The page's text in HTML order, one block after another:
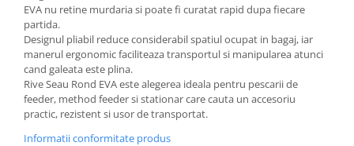
EVA nu retine murdaria si poate fi curatat rapid dupa fiecare
partida.
Designul pliabil reduce considerabil spatiul ocupat in bagaj, iar
manerul ergonomic faciliteaza transportul si manipularea atunci
cand galeata este plina.
Rive Seau Rond EVA este alegerea ideala pentru pescarii de
feeder, method feeder si stationar care cauta un accesoriu
practic, rezistent si usor de transportat.
Informatii conformitate produs